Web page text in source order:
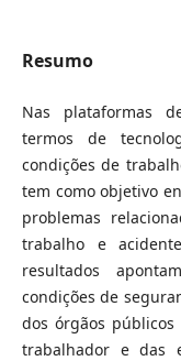
Resumo
Nas plataformas
termos de
condições de
tem como objetivo
problemas
trabalho e
resultados
condições de
dos órgãos
trabalhador e das